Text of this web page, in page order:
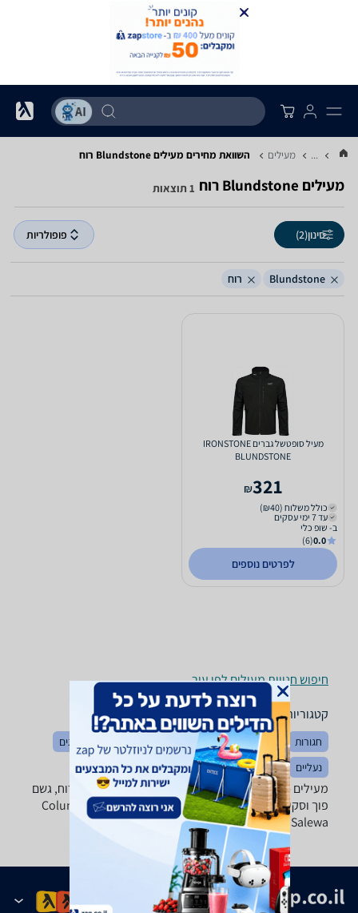
... מעילים השוואת מחירים מעילים ‏Blundstone ‏רוח
מעילים ‏Blundstone ‏רוח 1 תוצאות
סינון(2) פופולריות
Blundstone רוח
מעיל סופטשל גברים IRONSTONE
BLUNDSTONE
321
₪
כולל משלוח (₪40)
עד 7 ימי עסקים
ב- שופ כלי
0.0
(6)
לפרטים נוספים
חיפוש חנויות מעילים לפי עיר
קטגוריות משלימות
חגורות הלבשה כללי כובעים מכנסיים
חולצות וסריגים
נעליים
בגדי ספורט
מעילים - ‏Blundstone ‏רוח מבחר ענק של מעילי פליז, רוח, גשם
פוך וסקי של טובי המותגים: Columbia, Marmot, The North
Face, Salewa ואחרים.